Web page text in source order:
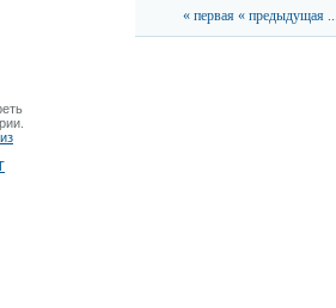
« первая « предыдущая